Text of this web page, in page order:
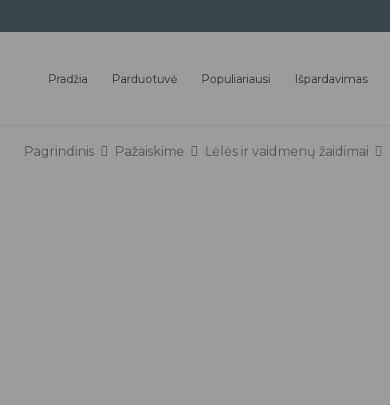
Pradžia Parduotuvė Populiariausi Išpardavimas
Pagrindinis Pažaiskime Lėlės ir vaidmenų žaidimai